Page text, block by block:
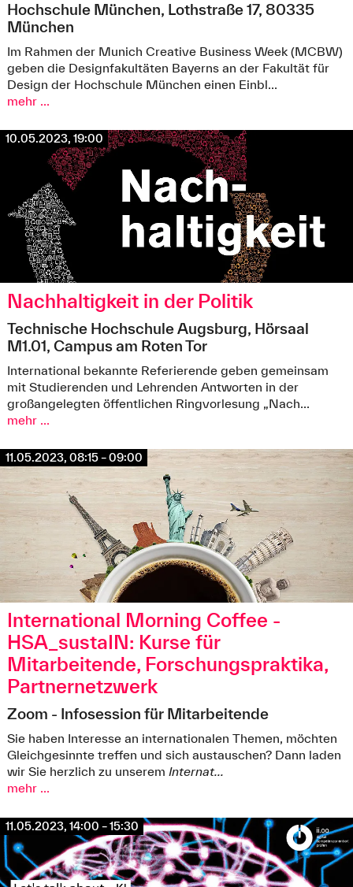
Hochschule München, Lothstraße 17, 80335
München
Im Rahmen der Munich Creative Business Week (MCBW)
geben die Designfakultäten Bayerns an der Fakultät für
Design der Hochschule München einen Einbl...
mehr ...
10.05.2023, 19:00
Nachhaltigkeit in der Politik
Technische Hochschule Augsburg, Hörsaal
M1.01, Campus am Roten Tor
International bekannte Referierende geben gemeinsam
mit Studierenden und Lehrenden Antworten in der
großangelegten öffentlichen Ringvorlesung „Nach...
mehr ...
11.05.2023, 08:15 – 09:00
International Morning Coffee -
HSA_sustaIN: Kurse für
Mitarbeitende, Forschungspraktika,
Partnernetzwerk
Zoom - Infosession für Mitarbeitende
Sie haben Interesse an internationalen Themen, möchten
Gleichgesinnte treffen und sich austauschen? Dann laden
wir Sie herzlich zu unserem Internat...
mehr ...
11.05.2023, 14:00 – 15:30